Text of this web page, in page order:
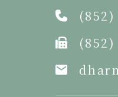
(852)
(852)